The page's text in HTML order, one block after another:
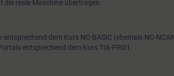
reale Maschine übertragen.
dem Kurs NC-BASIC (ehemals NC-
entsprechend dem Kurs TIA-PRO1.